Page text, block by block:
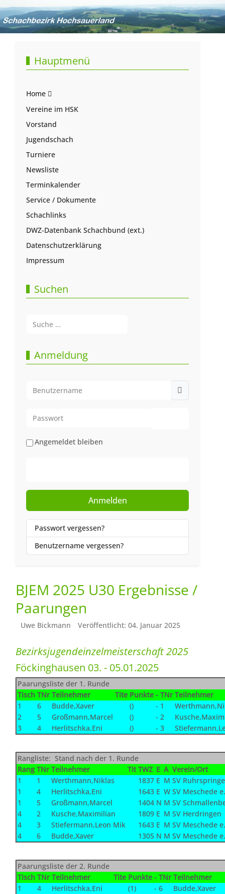
Hauptmenü
Home
Vereine im HSK
Vorstand
Jugendschach
Turniere
Newsliste
Terminkalender
Service / Dokumente
Schachlinks
DWZ-Datenbank Schachbund (ext.)
Datenschutzerklärung
Impressum
Suchen
Anmeldung
Angemeldet bleiben
Anmelden
Passwort vergessen?
Benutzername vergessen?
BJEM 2025 U30 Ergebnisse /
Paarungen
Uwe Bickmann Veröffentlicht: 04. Januar 2025
Bezirksjugendeinzelmeisterschaft 2025
Föckinghausen 03. - 05.01.2025
Paarungsliste der 1. Runde
Tisch TNr Teilnehmer Tite Punkte - TNr Teilnehmer
1
6 Budde,Xaver () - 1
2
5 Großmann,Marcel () - 2
3
4 Herlitschka,Eni () - 3
Rangliste: Stand nach der 1. Runde
Rang TNr Teilnehmer Tit TWZ E A Verein/Ort
1
1 Werthmann,Niklas 1837 E M SV
1
4 Herlitschka,Eni 1643 E W SV Meschede
1
5 Großmann,Marcel 1404 N M SV
4
2 Kusche,Maximilian 1809 E M SV Herdringen
4
3 Stiefermann,Leon Mik 1643 E M SV Meschede
4
6 Budde,Xaver 1305 N M SV Meschede
Paarungsliste der 2. Runde
Tisch TNr Teilnehmer Tite Punkte - TNr Teilnehmer
1
4 Herlitschka,Eni (1) - 6
Budde,Xaver